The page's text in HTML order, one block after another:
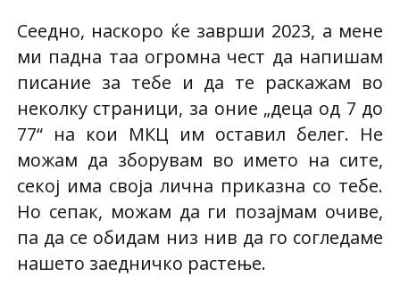
Сеедно, наскоро ќе заврши 2023, а мене
ми падна таа огромна чест да напишам
писание за тебе и да те раскажам во
неколку страници, за оние „деца од 7 до
77“ на кои МКЦ им оставил белег. Не
можам да зборувам во името на сите,
секој има своја лична приказна со тебе.
Но сепак, можам да ги позајмам очиве,
па да се обидам низ нив да го согледаме
нашето заедничко растење.